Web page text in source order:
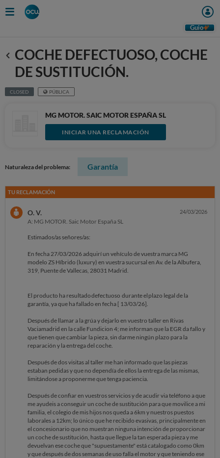
Guio
Anterior
COCHE DEFECTUOSO, COCHE
DE SUSTITUCIÓN.
CLOSED PÚBLICA
MG MOTOR. SAIC MOTOR ESPAÑA SL
INICIAR UNA RECLAMACIÓN
Naturaleza del problema: Garantía
TU RECLAMACIÓN
O. V.
A: MG MOTOR. Saic Motor España SL
24/03/2026
Estimados/as señores/as:
En fecha 27/03/2026 adquirí un vehículo de vuestra marca MG
modelo ZS Híbrido (luxury) en vuestra sucursal en Av. de la Albufera,
319, Puente de Vallecas, 28031 Madrid.
El producto ha resultado defectuoso durante el plazo legal de la
garantía, ya que ha fallado en fecha [ 13/03/26].
Después de llamar a la grúa y dejarlo en vuestro taller en Rivas
Vaciamadrid en la calle Fundicion 4; me informan que la EGR da fallo y
que tienen que cambiar la pieza, sin darme ningún plazo para la
reparación y la entrega del coche.
Después de dos visitas al taller me han informado que las piezas
estaban pedidas y que no dependía de ellos la entrega de las mismas,
limitándose a proponerme que tenga paciencia.
Después de confiar en vuestros servicios y de acudir via teléfono a que
me ayudeis a conseguir un coche de sustitución para que movilice a mi
familia, el colegio de mis hijos nos queda a 6km y nuestros puestos
laborales a 12km; lo único que he recibido evasivas, principalmente en
el concesionario que no muestran ninguna intención de proporcionar
un coche de sustitución, hasta que llegue la tan esperada pieza y me
devuelvan ese coche que "supuestamente" está catalogado como 0km
y que después de dos semanas de uso falla el motor y que teniendo ese